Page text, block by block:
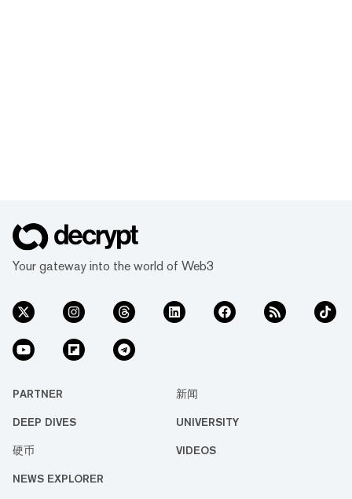
Your gateway into the world of Web3
PARTNER 新闻
DEEP DIVES UNIVERSITY
硬币 VIDEOS
NEWS EXPLORER